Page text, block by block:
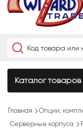
Каталог товаров
Главная Опции,
Серверные корпуса